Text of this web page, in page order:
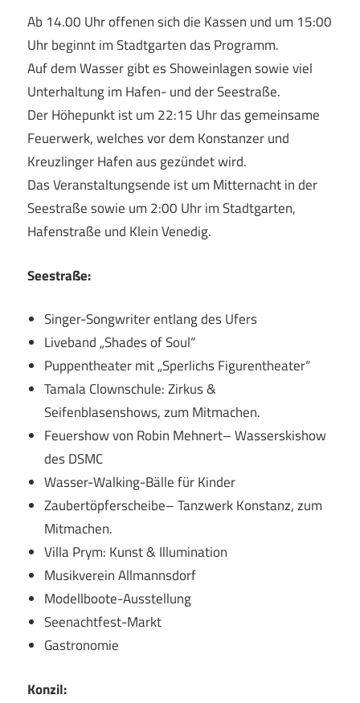
Ab 14.00 Uhr offenen sich die Kassen und um 15:00
Uhr beginnt im Stadtgarten das Programm.
Auf dem Wasser gibt es Showeinlagen sowie viel
Unterhaltung im Hafen- und der Seestraße.
Der Höhepunkt ist um 22:15 Uhr das gemeinsame
Feuerwerk, welches vor dem Konstanzer und
Kreuzlinger Hafen aus gezündet wird.
Das Veranstaltungsende ist um Mitternacht in der
Seestraße sowie um 2:00 Uhr im Stadtgarten,
Hafenstraße und Klein Venedig.
Seestraße:
Singer-Songwriter entlang des Ufers
Liveband „Shades of Soul“
Puppentheater mit „Sperlichs Figurentheater“
Tamala Clownschule: Zirkus &
Seifenblasenshows, zum Mitmachen.
Feuershow von Robin Mehnert– Wasserskishow
des DSMC
Wasser-Walking-Bälle für Kinder
Zaubertöpferscheibe– Tanzwerk Konstanz, zum
Mitmachen.
Villa Prym: Kunst & Illumination
Musikverein Allmannsdorf
Modellboote-Ausstellung
Seenachtfest-Markt
Gastronomie
Konzil: